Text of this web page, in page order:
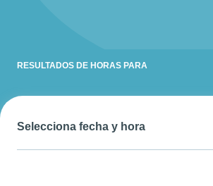
RESULTADOS DE HORAS PARA
Selecciona fecha y hora